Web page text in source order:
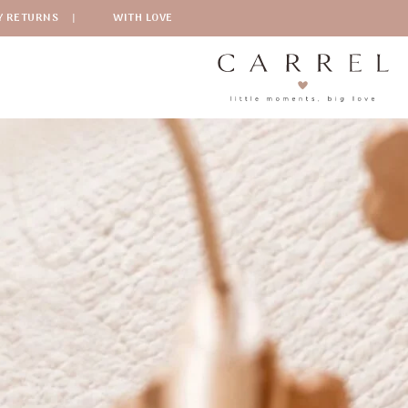
RETURNS | WITH LOVE